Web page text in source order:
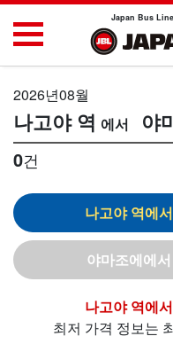
Japan Bus
2026년08월
나고야 역 야
0건
나고야 역
야마조에
나고야 역
최저 가격 정보는